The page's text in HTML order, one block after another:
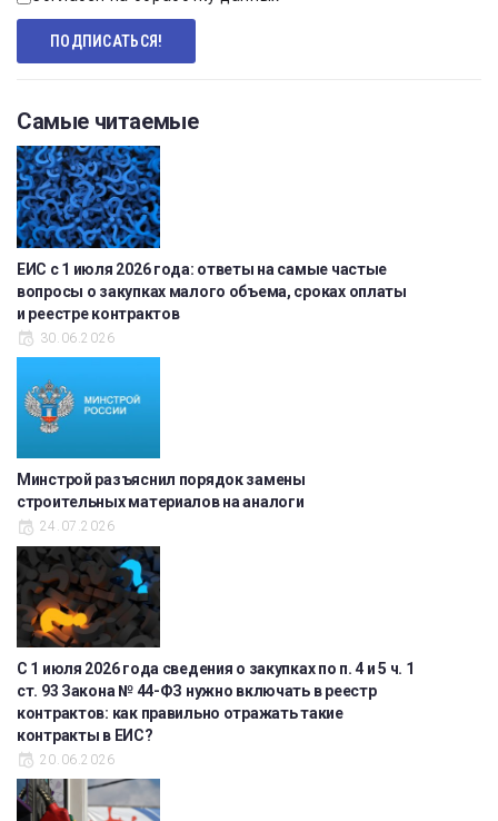
Самые читаемые
ЕИС с 1 июля 2026 года: ответы на самые частые
вопросы о закупках малого объема, сроках оплаты
и реестре контрактов
30.06.2026
Минстрой разъяснил порядок замены
строительных материалов на аналоги
24.07.2026
С 1 июля 2026 года сведения о закупках по п. 4 и 5 ч. 1
ст. 93 Закона № 44-ФЗ нужно включать в реестр
контрактов: как правильно отражать такие
контракты в ЕИС?
20.06.2026